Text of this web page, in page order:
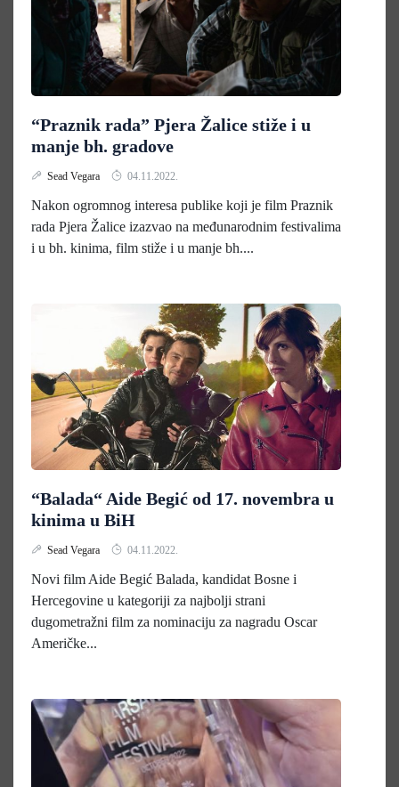
“Praznik rada” Pjera Žalice stiže i u
manje bh. gradove
Sead Vegara 04.11.2022.
Nakon ogromnog interesa publike koji je film Praznik
rada Pjera Žalice izazvao na međunarodnim festivalima
i u bh. kinima, film stiže i u manje bh....
“Balada“ Aide Begić od 17. novembra u
kinima u BiH
Sead Vegara 04.11.2022.
Novi film Aide Begić Balada, kandidat Bosne i
Hercegovine u kategoriji za najbolji strani
dugometražni film za nominaciju za nagradu Oscar
Američke...